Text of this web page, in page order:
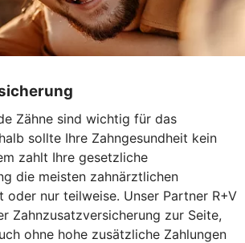
Zähne sind wichtig für das
sollte Ihre Zahngesundheit kein
zahlt Ihre gesetzliche
die meisten zahnärztlichen
oder nur teilweise. Unser Partner R+V
Zahnzusatzversicherung zur Seite,
ohne hohe zusätzliche Zahlungen